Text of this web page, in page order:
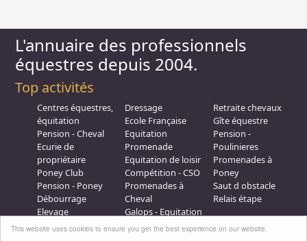
This website uses cookies to ensure you get the best experience on our website.
L'annuaire des professionnels
équestres depuis 2004.
Top activités
Centres équestres,
équitation
Pension - Cheval
Ecurie de
propriétaire
Poney Club
Pension - Poney
Débourrage
Elevage
Dressage
Ecole Française
Equitation
Promenade
Equitation de loisir
Compétition - CSO
Promenades à
Cheval
Galops - Equitation
Retraite chevaux
Gîte équestre
Pension -
Poulinieres
Promenades à
Poney
Saut d obstacle
Relais étape
Plus d'infos